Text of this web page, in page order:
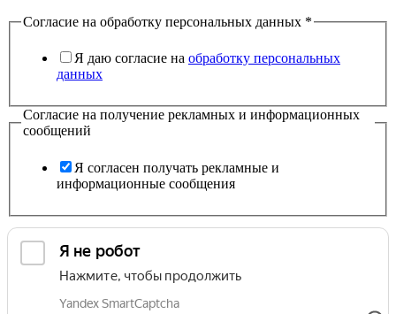
Согласие на обработку персональных данных *
Я даю согласие на обработку персональных
данных
Согласие на получение рекламных и информационных
сообщений
Я согласен получать рекламные и
информационные сообщения